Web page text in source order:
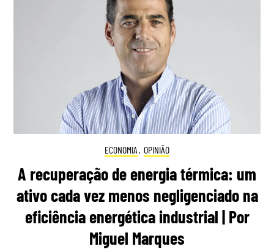
ECONOMIA , OPINIÃO
A recuperação de energia térmica: um
ativo cada vez menos negligenciado na
eficiência energética industrial | Por
Miguel Marques